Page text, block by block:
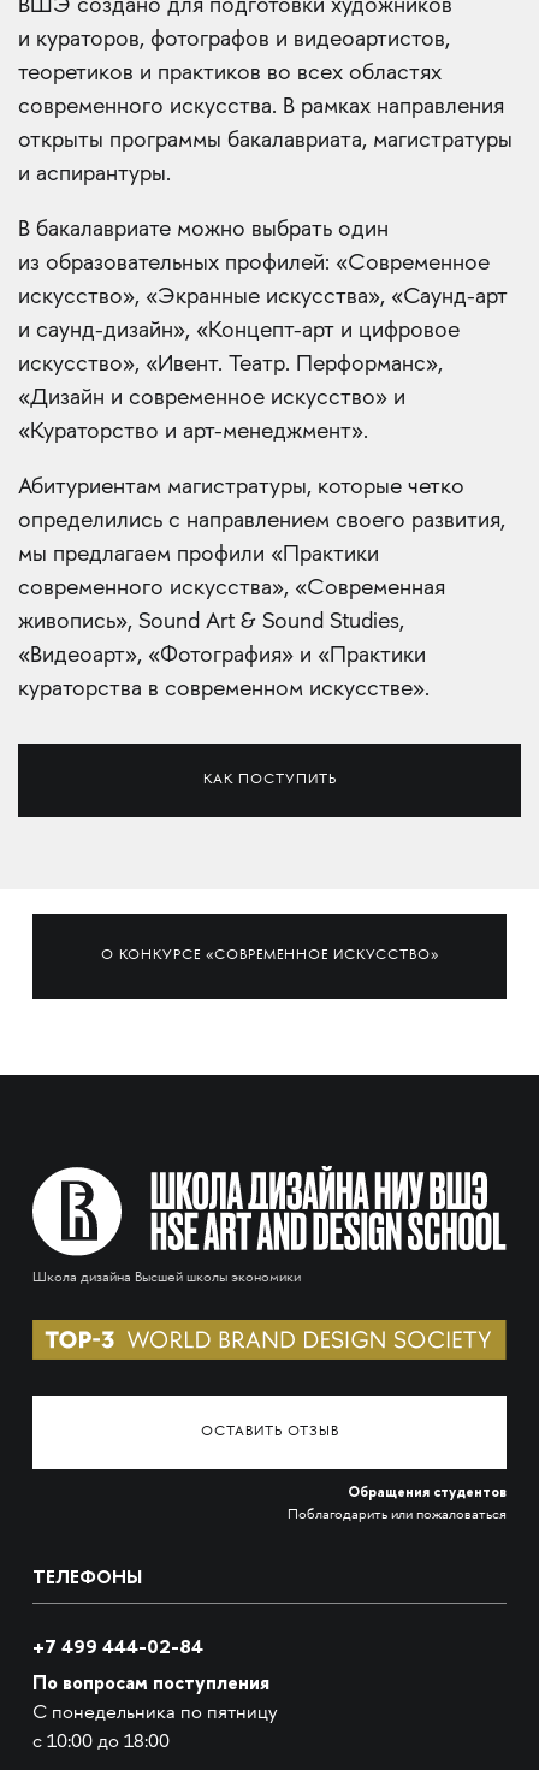
ВШЭ создано для подготовки художников
и кураторов, фотографов и видеоартистов,
теоретиков и практиков во всех областях
современного искусства. В рамках направления
открыты программы бакалавриата, магистратуры
и аспирантуры.
В бакалавриате можно выбрать один
из образовательных профилей: «Современное
искусство», «Экранные искусства», «Саунд-арт
и саунд-дизайн», «Концепт-арт и цифровое
искусство», «Ивент. Театр. Перформанс»,
«Дизайн и современное искусство» и
«Кураторство и арт-менеджмент».
Абитуриентам магистратуры, которые четко
определились с направлением своего развития,
мы предлагаем профили «Практики
современного искусства», «Современная
живопись», Sound Art & Sound Studies,
«Видеоарт», «Фотография» и «Практики
кураторства в современном искусстве».
КАК ПОСТУПИТЬ
О КОНКУРСЕ «СОВРЕМЕННОЕ ИСКУССТВО»
Школа дизайна Высшей школы экономики
ОСТАВИТЬ ОТЗЫВ
Обращения студентов
Поблагодарить или пожаловаться
ТЕЛЕФОНЫ
+7 499 444-02-84
По вопросам поступления
С понедельника по пятницу
с 10:00 до 18:00